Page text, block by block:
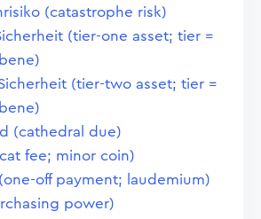
(catastrophe risk)
(tier-one asset; tier =
(tier-two asset; tier =
(cathedral due)
fee; minor coin)
off payment; laudemium)
power)